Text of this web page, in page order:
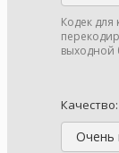
Кодек
выходной
Качество:
Очень